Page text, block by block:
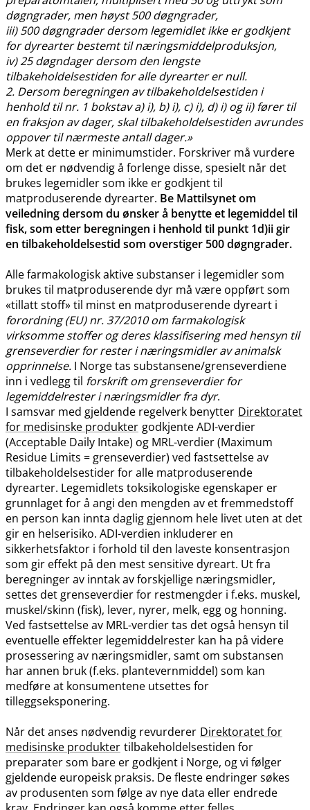
døgngrader, men høyst 500 døgngrader,
iii) 500 døgngrader dersom legemidlet ikke er godkjent
for dyrearter bestemt til næringsmiddelproduksjon,
iv) 25 døgndager dersom den lengste
tilbakeholdelsestiden for alle dyrearter er null.
2. Dersom beregningen av tilbakeholdelsestiden i
henhold til nr. 1 bokstav a) i), b) i), c) i), d) i) og ii) fører til
en fraksjon av dager, skal tilbakeholdelsestiden avrundes
oppover til nærmeste antall dager.»
Merk at dette er minimumstider. Forskriver må vurdere
om det er nødvendig å forlenge disse, spesielt når det
brukes legemidler som ikke er godkjent til
matproduserende dyrearter. Be Mattilsynet om
veiledning dersom du ønsker å benytte et legemiddel til
fisk, som etter beregningen i henhold til punkt 1d)ii gir
en tilbakeholdelsestid som overstiger 500 døgngrader.
Alle farmakologisk aktive substanser i legemidler som
brukes til matproduserende dyr må være oppført som
«tillatt stoff» til minst en matproduserende dyreart i
forordning (EU) nr. 37/2010 om farmakologisk
virksomme stoffer og deres klassifisering med hensyn til
grenseverdier for rester i næringsmidler av animalsk
opprinnelse. I Norge tas substansene​/​grenseverdiene
inn i vedlegg til forskrift om grenseverdier for
legemiddelrester i næringsmidler fra dyr.
I samsvar med gjeldende regelverk benytter Direktoratet
for medisinske produkter godkjente ADI-verdier
(Acceptable Daily Intake) og MRL-verdier (Maximum
Residue Limits = grenseverdier) ved fastsettelse av
tilbakeholdelsestider for alle matproduserende
dyrearter. Legemidlets toksikologiske egenskaper er
grunnlaget for å angi den mengden av et fremmedstoff
en person kan innta daglig gjennom hele livet uten at det
gir en helserisiko. ADI-verdien inkluderer en
sikkerhetsfaktor i forhold til den laveste konsentrasjon
som gir effekt på den mest sensitive dyreart. Ut fra
beregninger av inntak av forskjellige næringsmidler,
settes det grenseverdier for restmengder i f.eks. muskel,
muskel​/​skinn (fisk), lever, nyrer, melk, egg og honning.
Ved fastsettelse av MRL-verdier tas det også hensyn til
eventuelle effekter legemiddelrester kan ha på videre
prosessering av næringsmidler, samt om substansen
har annen bruk (f.eks. plantevernmiddel) som kan
medføre at konsumentene utsettes for
tilleggseksponering.
Når det anses nødvendig revurderer Direktoratet for
medisinske produkter tilbakeholdelsestiden for
preparater som bare er godkjent i Norge, og vi følger
gjeldende europeisk praksis. De fleste endringer søkes
av produsenten som følge av nye data eller endrede